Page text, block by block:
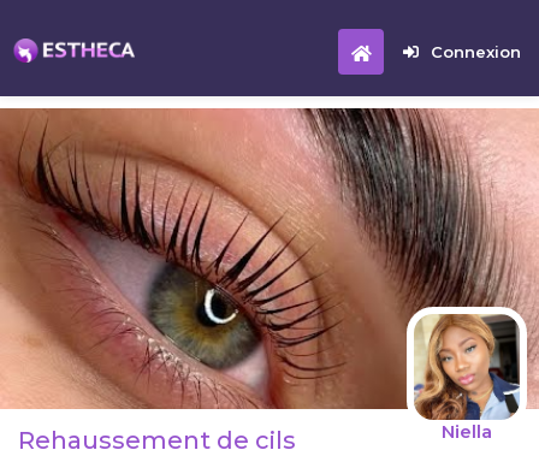
Connexion
Niella
Rehaussement de cils